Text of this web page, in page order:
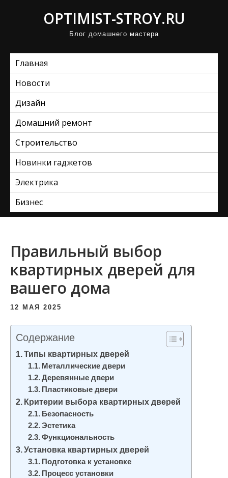
OPTIMIST-STROY.RU
Блог домашнего мастера
Главная
Новости
Дизайн
Домашний ремонт
Строительство
Новинки гаджетов
Электрика
Бизнес
Правильный выбор
квартирных дверей для
вашего дома
12 МАЯ 2025
Содержание
Типы квартирных дверей
Металлические двери
Деревянные двери
Пластиковые двери
Критерии выбора квартирных дверей
Безопасность
Эстетика
Функциональность
Установка квартирных дверей
Подготовка к установке
Процесс установки